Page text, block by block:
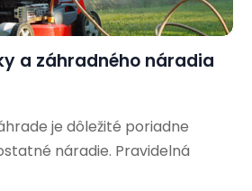
a záhradného náradia
je dôležité poriadne
náradie. Pravidelná